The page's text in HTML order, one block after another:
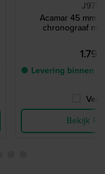
Acamar 45 mm
chronograaf
● Levering binnen
Bekijk